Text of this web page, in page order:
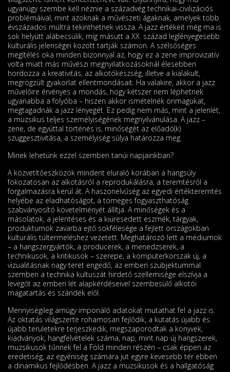
ugyanúgy szembe kell néznie a századvég technikai-civilizációs
problémáival, mint azoknak a művészeti ágaknak, amelyek több
évszázados múltra tekinthetnek vissza. A jazz értékeit még ma is
sok helyütt alábecsülik, míg másutt a XX. század leglényegesebb
kulturális jelenségei között tartják számon. A szélsőséges
megítélés oka minden bizonnyal az, hogy ez a zene improvizatív
volta miatt más művészi megnyilatkozásoknál élesebben
hordozza a kreativitás, az alkotókészség, illetve a kialakult,
megrögzült gyakorlat ellentmondásait. Ha valakire, akkor a jazz
művelőire érvényes a mondás, hogy kétszer nem léphetnek
ugyanabba a folyóba – hiszen akkor ismételnék önmagukat,
megtagadnák a jazz lényegét. Ez pedig nem más, mint a jelenlét,
a muzsikus teljes személyiségének megnyilvánulása. A jazz –
zene, de egyúttal történés is, minőségét az előadó(k)
szuggesztivitása, a személyiség súlya határozza meg.
Minek lehetünk ezzel szemben tanúi napjainkban?
A közvetítőeszközök mindent eluraló korában a hangsúly
fokozatosan az alkotásról a reprodukálásra, a teremtésről a
forgalmazásra kerül át. A haszonelvűség az egyedi érték­te­remtés
helyébe az eladhatóságot, a tömeges fogyaszthatóság
szabványosító követelményét állítja. A minőségek és a
másolatok, a jelentéses és a kiüresedett eszmék, tárgyak,
produk­tu­mok zavar­ba ejtő sokfélesége a fejlett országokban
kulturális túltermeléshez vezetett. Meg­határozó lett a médiumok
– a hangszergyártók, a producerek, a menedzserek, a
technikusok, a kritikusok – szerepe, a komputerkorszak új, a
vizualitásnak nagy teret engedő, az emberi szubjektummal
szemben a technika kultuszát hirdető szellemisége elszívja a
levegőt az embe­ri lét alapkérdéseivel szembesülő alkotói
magatartás és szándék elől.
Mennyiségileg amúgy imponáló adatokat mutathat fel a jazz is.
Az oktatás világszerte rohamosan fejlődik, a kutatás újabb és
újabb területekre terjeszkedik, megszaporodtak a köny­vek,
kiadványok, hangfelvételek száma, nap, mint nap új hangszerek,
muzsikusok tűnnek fel a Föld minden részén – csak éppen az
eredetiség, az egyéniség számára jut egyre kevesebb tér ebben
a dinamikus fejlődésben. A jazz a muzsikusok és a hallgatóság